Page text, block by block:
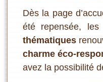
Dès la page
été repensée, les
thématiques
charme éco-
avez la possibilité